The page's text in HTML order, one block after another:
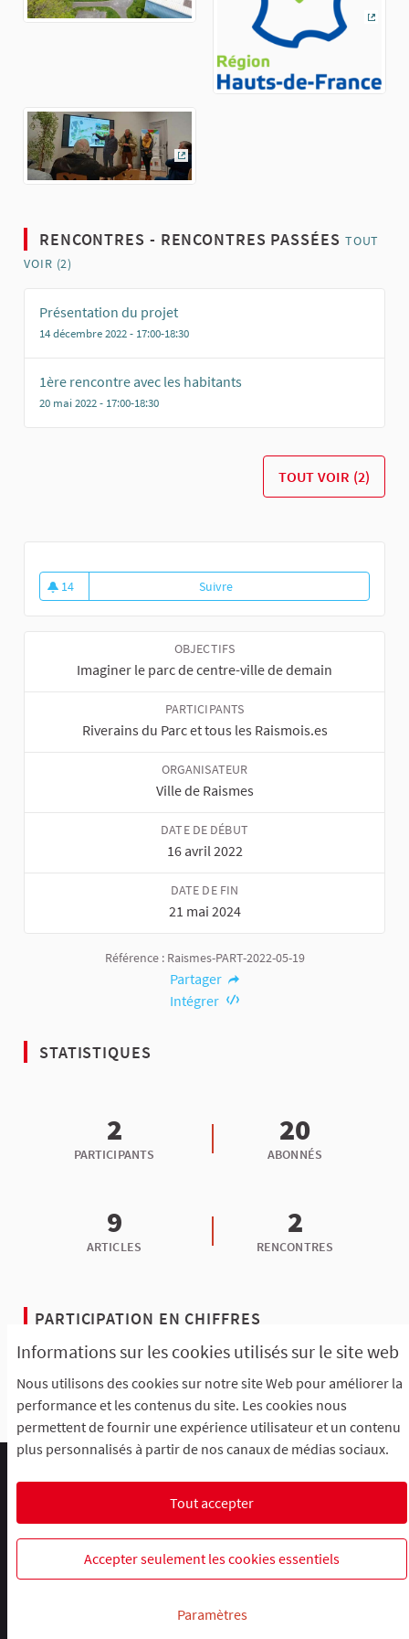
Informations sur les cookies utilisés sur le site web
Nous utilisons des cookies sur notre site Web pour améliorer la
performance et les contenus du site. Les cookies nous
permettent de fournir une expérience utilisateur et un contenu
plus personnalisés à partir de nos canaux de médias sociaux.
Tout accepter
Accepter seulement les cookies essentiels
Paramètres
(Lien externe)
RENCONTRES - RENCONTRES PASSÉES TOUT
VOIR (2)
Présentation du projet
14 décembre 2022 - 17:00-18:30
1ère rencontre avec les habitants
20 mai 2022 - 17:00-18:30
TOUT VOIR (2)
14
14 abonnés
SuivreAménageons le parc du
OBJECTIFS
Imaginer le parc de centre-ville de demain
PARTICIPANTS
Riverains du Parc et tous les Raismois.es
ORGANISATEUR
Ville de Raismes
DATE DE DÉBUT
16 avril 2022
DATE DE FIN
21 mai 2024
Référence : Raismes-PART-2022-05-19
Partager
Intégrer
STATISTIQUES
2
PARTICIPANTS
20
ABONNÉS
9
ARTICLES
2
RENCONTRES
PARTICIPATION EN CHIFFRES
Afficher toutes les statistiques
Charte d'utilisation
Contacts
Paramètres des cookies
R-lab, le laboratoire de la participation
R-lab, le laboratoire de la
R-lab, le laboratoire de la